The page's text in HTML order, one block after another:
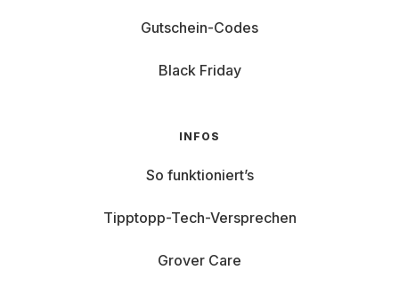
Gutschein-Codes
Black Friday
INFOS
So funktioniert’s
Tipptopp-Tech-Versprechen
Grover Care